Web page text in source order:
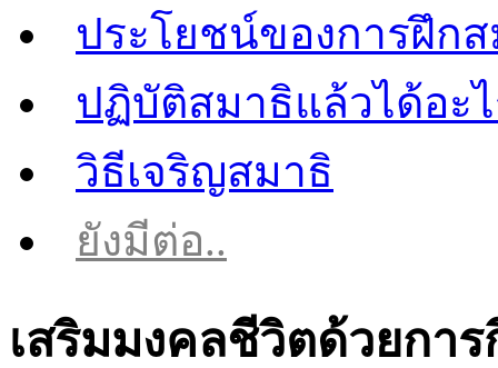
ประโยชน์ของการฝึก
ปฏิบัติสมาธิแล้วได้อะ
วิธีเจริญสมาธิ
ยังมีต่อ..
เสริมมงคลชีวิตด้วยการ